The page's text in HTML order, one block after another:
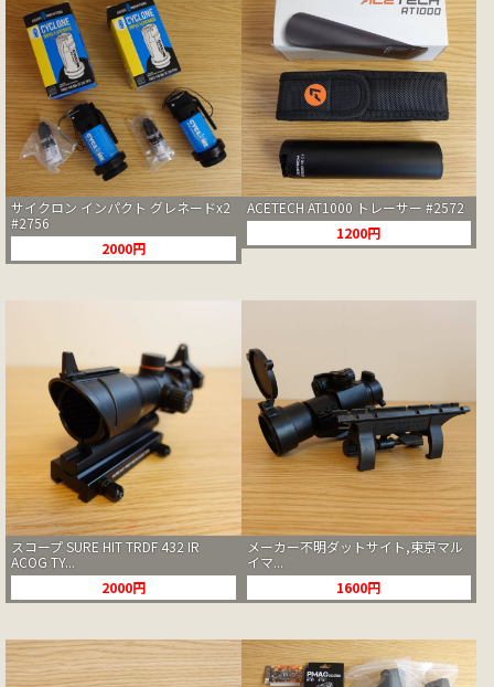
サイクロン インパクト グレネードx2
#2756
2000円
ACETECH AT1000 トレーサー #2572
1200円
スコープ SURE HIT TRDF 432 IR
ACOG TY...
2000円
メーカー不明ダットサイト,東京マル
イマ...
1600円